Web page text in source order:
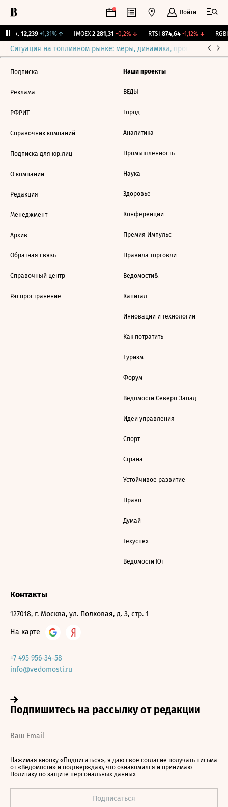
Войти
Бирж. 12,239 +1,31%↑ IMOEX 2 281,31 -0,2%↓ RTSI 874,64 -1,12%↓ RGBI
Ситуация на топливном рынке: меры, динамика, прогнозы
Подписка
Реклама
РФРИТ
Справочник компаний
Подписка для юр.лиц
О компании
Редакция
Менеджмент
Архив
Обратная связь
Справочный центр
Распространение
Наши проекты
ВЕДЫ
Город
Аналитика
Промышленность
Наука
Здоровье
Конференции
Премия Импульс
Правила торговли
Ведомости&
Капитал
Инновации и технологии
Как потратить
Туризм
Форум
Ведомости Северо-Запад
Идеи управления
Спорт
Страна
Устойчивое развитие
Право
Думай
Техуспех
Ведомости Юг
Контакты
127018, г. Москва, ул. Полковая, д. 3, стр. 1
На карте
+7 495 956-34-58
info@vedomosti.ru
Нажимая кнопку «Подписаться», я даю свое согласие получать письма
от «Ведомости» и подтверждаю, что ознакомился и принимаю
Политику по защите персональных данных